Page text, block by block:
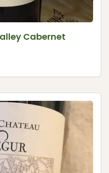
Cabernet